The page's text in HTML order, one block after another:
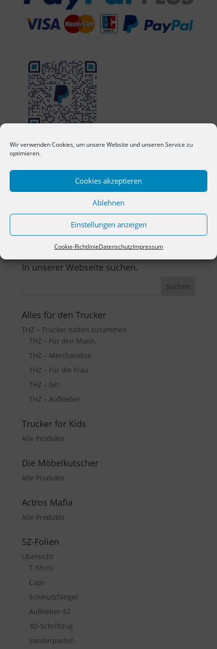
Wir verwenden Cookies, um unsere Website und unseren Service zu
optimieren.
Cookies akzeptieren
Ablehnen
Einstellungen anzeigen
Cookie-RichtlinieDatenschutzImpressum
In unserer Webseite suchen.
Alles für den Trucker
THZ – Trucker halten zusammen
THZ – Für den Mann.
THZ – Merchandise
THZ – Für die Frau.
THZ – Set
THZ – Aufkleber
Trucker for Kids
Alle Produkte
Die Möbelkutscher
Alle Produkte
Actros Mafia
Alle Produkte
SZ-Folien
Übersicht
T-Shirts
Caps
Schmutzfänger
Aufkleber-SZ
3D-Schriftzug
Sonderposten